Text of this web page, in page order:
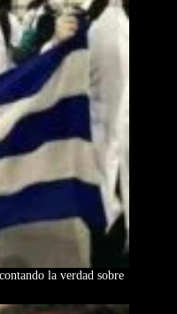
la verdad sobre